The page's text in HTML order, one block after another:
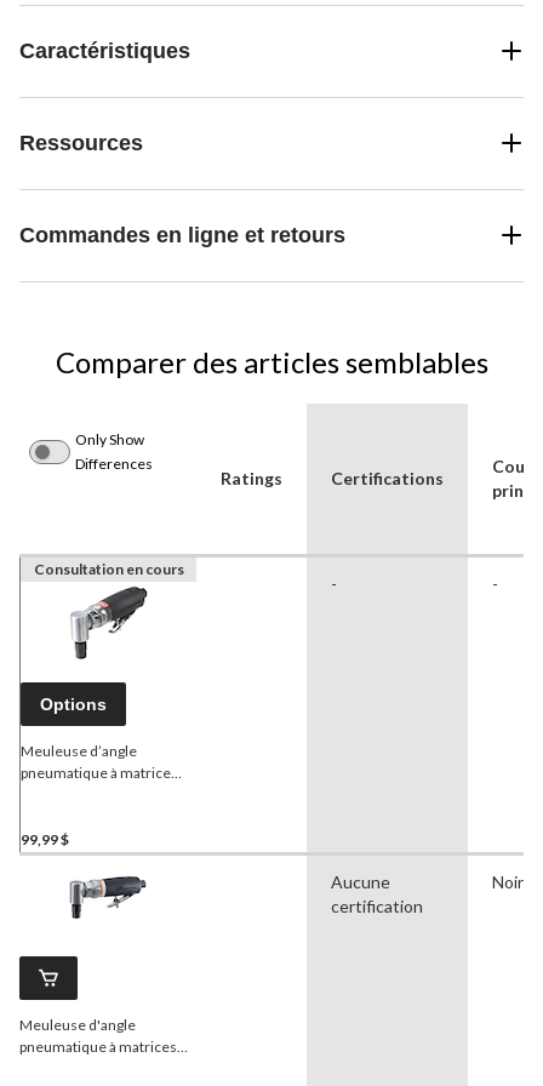
Caractéristiques
Ressources
Commandes en ligne et retours
Comparer des articles semblables
Only Show
Differences
Ratings Certifications
Consultation en cours
Options
Meuleuse d’angle
pneumatique à matrice
99,99 $
- -
Meuleuse d'angle
pneumatique à matrices
Aucune
certification
Noir